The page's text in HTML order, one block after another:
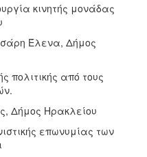
κινητής μονάδας
Έλενα, Δήμος
πολιτικής από τους
Ηρακλείου
επωνυμίας των